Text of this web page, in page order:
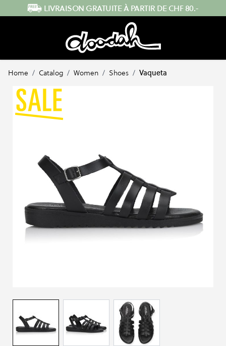
Skip to Content ENVOI RAPIDE DEPUIS LA SUISSE
Home / Catalog / Women / Shoes / Vaqueta